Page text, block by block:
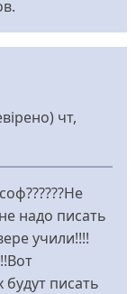
чт,
надо писать
учили!!!!
писать